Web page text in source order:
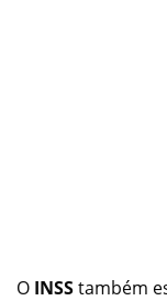
O INSStambém